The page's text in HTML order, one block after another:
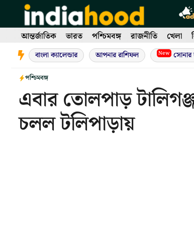
contentআন্তর্জাতিক ভারত পশ্চিমবঙ্গ রাজনীতি খেলা
বাংলা ক্যালেন্ডার আপনার রাশিফল New সোনার
পশ্চিমবঙ্গ
এবার তোলপাড়
চলল টলিপাড়ায়